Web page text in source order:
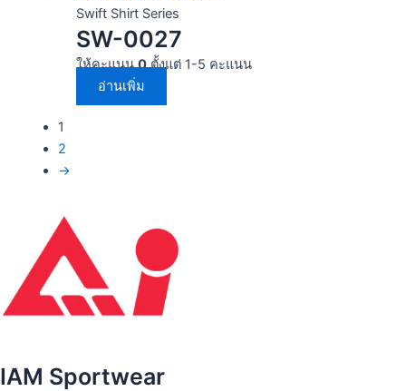
Swift Shirt Series
SW-0027
ให้คะแนน0ตั้งแต่ 1-5 คะแนน
อ่านเพิ่ม
1
2
→
IAM Sportwear